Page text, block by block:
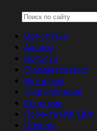
Все статьи
Анонсы
Новости
Снимается кино
Интервью
Энциклопедия
Рецензии
Проекты НМГ ДОК
Обзоры